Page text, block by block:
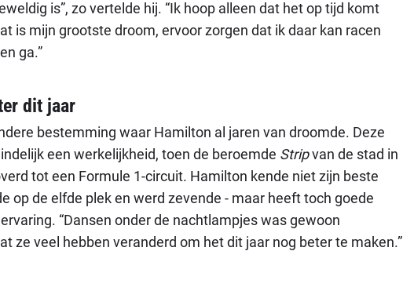
is”, zo vertelde hij. “Ik hoop alleen dat het op tijd komt
is mijn grootste droom, ervoor zorgen dat ik daar kan racen
ga.”
dit jaar
bestemming waar Hamilton al jaren van droomde. Deze
een werkelijkheid, toen de beroemde Stripvan de stad in
tot een Formule 1-circuit. Hamilton kende niet zijn beste
op de elfde plek en werd zevende - maar heeft toch goede
“Dansen onder de nachtlampjes was gewoon
ze veel hebben veranderd om het dit jaar nog beter te maken.”